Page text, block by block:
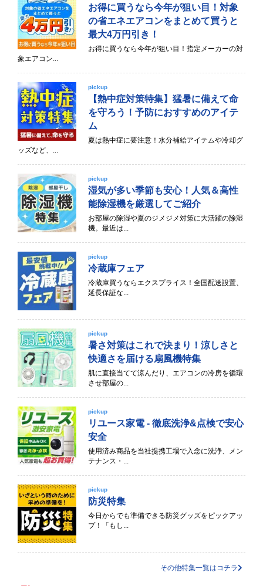
お得に買うなら今年が狙い目！対象
の省エネエアコンをまとめて買うと
最大4万円引き！
お得に買うなら今年が狙い目！指定メーカーの対
象エアコン...
pickup
【熱中症対策特集】猛暑に備えて命
を守ろう！予防におすすめのアイテ
ム
夏は熱中症に要注意！水分補給アイテムや冷却グ
ッズなど、...
pickup
湿気が多い季節も安心！人気＆高性
能除湿機を厳選してご紹介
お部屋の除湿や夏のジメジメ対策に大活躍の除湿
機。最近は...
pickup
冷蔵庫フェア
冷蔵庫買うならエクスプライス！全国配送設置、
延長保証な...
pickup
暑さ対策はこれで決まり！涼しさと
快適さを届ける扇風機特集
肌に直接当てて涼んだり、エアコンの冷房を循環
させ部屋の...
pickup
リユース家電 - 徹底洗浄&点検で安心
安全
使用済み商品を当社提携工場で入念に洗浄、メン
テナンス・...
pickup
防災特集
今日からでも準備できる防災グッズをピックアッ
プ！「もし...
その他特集一覧はコチラ